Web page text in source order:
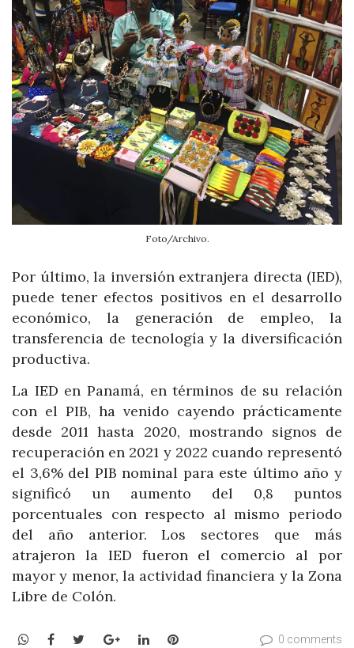
Foto/Archivo.
Por último, la inversión extranjera directa (IED),
puede tener efectos positivos en el desarrollo
económico, la generación de empleo, la
transferencia de tecnología y la diversificación
productiva.
La IED en Panamá, en términos de su relación
con el PIB, ha venido cayendo prácticamente
desde 2011 hasta 2020, mostrando signos de
recuperación en 2021 y 2022 cuando representó
el 3,6% del PIB nominal para este último año y
significó un aumento del 0,8 puntos
porcentuales con respecto al mismo periodo
del año anterior. Los sectores que más
atrajeron la IED fueron el comercio al por
mayor y menor, la actividad financiera y la Zona
Libre de Colón.
WhatsApp
Facebook
TwitterGoogle+LinkedInPinterest 0 comments